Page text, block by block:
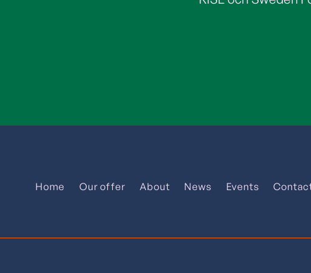
Home Our offer About News Events